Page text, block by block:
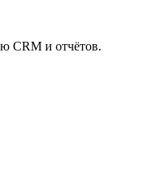
CRM и отчётов.